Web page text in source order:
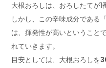
大根おろしは、おろしたてが1
しかし、この辛味成分である
は、揮発性が高いということ
れていきます。
目安としては、大根おろしを